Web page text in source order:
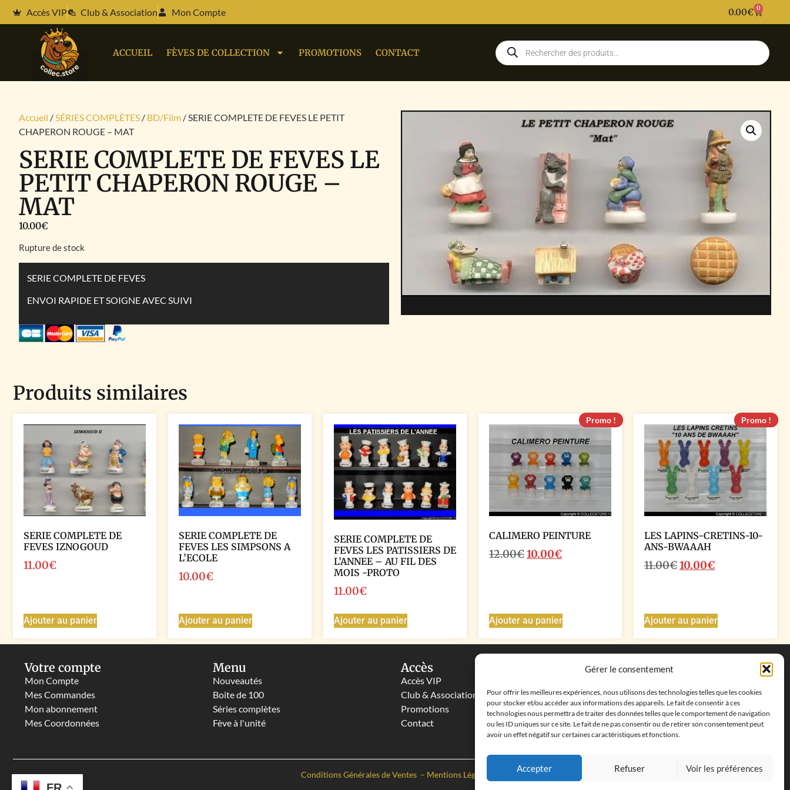
Gérer le consentement
Pour offrir les meilleures expériences, nous utilisons des technologies telles que les cookies
pour stocker et/ou accéder aux informations des appareils. Le fait de consentir à ces
technologies nous permettra de traiter des données telles que le comportement de navigation
ou les ID uniques sur ce site. Le fait de ne pas consentir ou de retirer son consentement peut
avoir un effet négatif sur certaines caractéristiques et fonctions.
Accepter Refuser Voir les préférences
Accès VIP Club & Association Mon Compte 0.00€ 0
ACCUEIL FÈVES DE COLLECTION PROMOTIONS CONTACT
Accueil /SÉRIES COMPLÈTES / BD/Film / SERIE COMPLETE DE FEVES LE PETIT
CHAPERON ROUGE – MAT
SERIE COMPLETE DE FEVES LE
PETIT CHAPERON ROUGE –
MAT
10.00€
Rupture de stock
SERIE COMPLETE DE FEVES
ENVOI RAPIDE ET SOIGNE AVEC SUIVI
Produits similaires
SERIE COMPLETE DE
FEVES IZNOGOUD
11.00€
Ajouter au panier
SERIE COMPLETE DE
FEVES LES SIMPSONS A
L’ECOLE
10.00€
Ajouter au panier
SERIE COMPLETE DE
FEVES LES PATISSIERS DE
L’ANNEE – AU FIL DES
MOIS -PROTO
11.00€
Ajouter au panier
Promo !
CALIMERO PEINTURE
12.00€10.00€
Ajouter au panier
Promo !
LES LAPINS-CRETINS-10-
ANS-BWAAAH
11.00€10.00€
Ajouter au panier
Votre compte
Mon Compte
Mes Commandes
Mon abonnement
Mes Coordonnées
Menu
Nouveautés
Boite de 100
Séries complètes
Fève à l'unité
Accès
Accès VIP
Club & Associations
Promotions
Contact
Coordonnées
cléments, 13500 Martigues, France
Téléphone : ‭+33652313256‬
Email :feves.collecstore@gmail.com
Conditions Générales de Ventes – Mentions Légales